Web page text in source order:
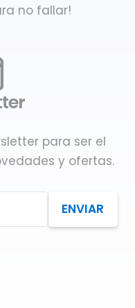
no fallar!
para ser el
y ofertas.
ENVIAR